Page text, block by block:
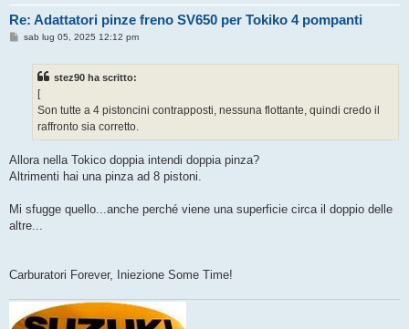
Re: Adattatori pinze freno SV650 per Tokiko 4 pompanti
Msab lug 05, 2025 12:12 pm
stez90 ha scritto:
[
Son tutte a 4 pistoncini contrapposti, nessuna flottante, quindi credo il
raffronto sia corretto.
Allora nella Tokico doppia intendi doppia pinza?
Altrimenti hai una pinza ad 8 pistoni.
Mi sfugge quello...anche perché viene una superficie circa il doppio delle
altre...
Carburatori Forever, Iniezione Some Time!